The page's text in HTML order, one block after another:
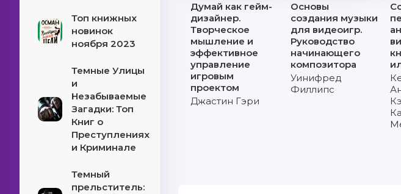
Топ книжных
новинок
ноября 2023
Темные Улицы
и
Незабываемые
Загадки: Топ
Книг о
Преступлениях
и Криминале
Темный
прельститель:
Думай как гейм-
дизайнер.
Творческое
мышление и
эффективное
управление
игровым
проектом
Джастин Гэри
Основы
создания музыки
для видеоигр.
Руководство
начинающего
композитора
Уинифред
Филлипс